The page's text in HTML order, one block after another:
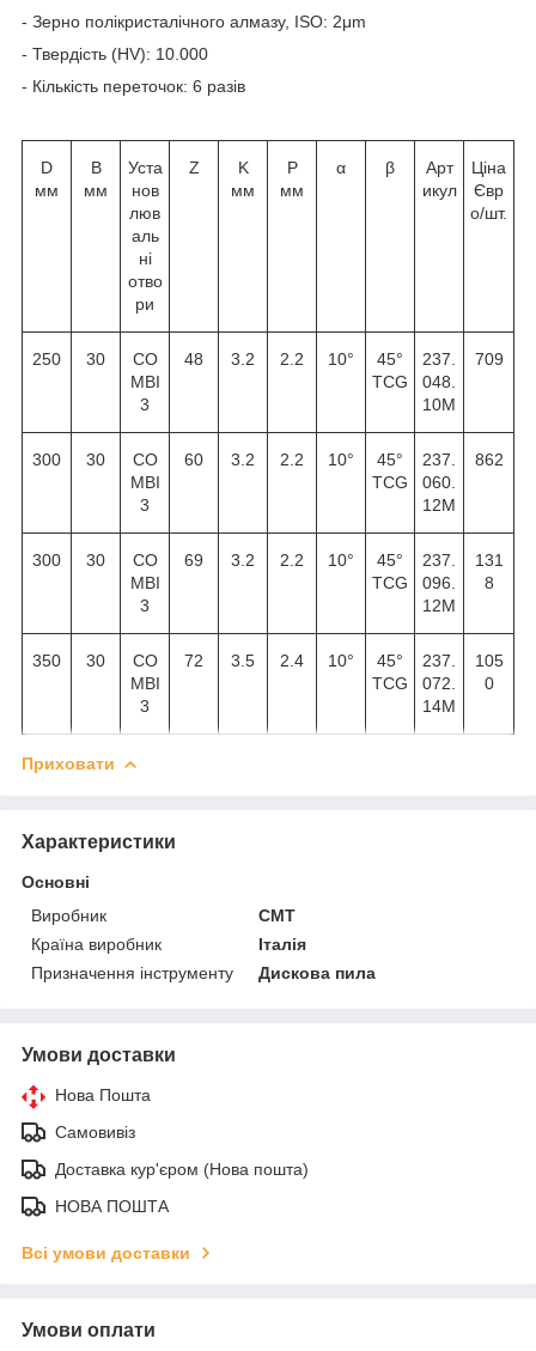
- Зерно полікристалічного алмазу, ISO: 2μm
- Твердість (HV): 10.000
- Кількість переточок: 6 разів
D
мм
B
мм
Уста
нов
люв
аль
ні
отво
ри
Z
K
мм
Р
мм
α β
Арт
икул
Ціна
Євр
о/шт.
250 30
CO
MBI
3
48 3.2 2.2 10°
45°
TCG
237.
048.
10M
709
300 30
CO
MBI
3
60 3.2 2.2 10°
45°
TCG
237.
060.
12M
862
300 30
CO
MBI
3
69 3.2 2.2 10°
45°
TCG
237.
096.
12M
131
8
350 30
CO
MBI
3
72 3.5 2.4 10°
45°
TCG
237.
072.
14M
105
0
Приховати
Характеристики
Основні
Виробник
СМТ
Країна виробник
Італія
Призначення інструменту
Дискова пила
Умови доставки
Нова Пошта
Самовивіз
Доставка кур'єром (Нова пошта)
НОВА ПОШТА
Всі умови доставки
Умови оплати